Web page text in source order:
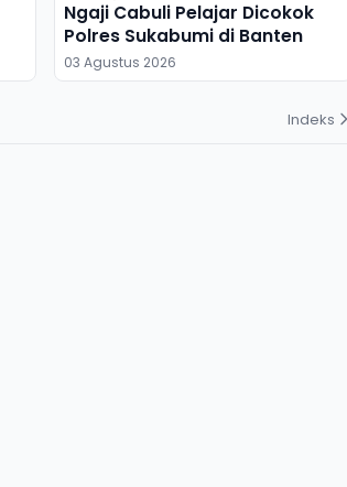
Ngaji Cabuli Pelajar Dicokok
Polres Sukabumi di Banten
03 Agustus 2026
Indeks